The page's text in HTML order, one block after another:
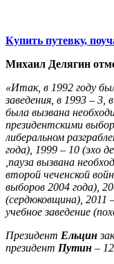
Купить путевку,
Михаил Делягин
«Итак, в 1992 году
заведения, в 1993 – 3,
была вызвана
президентскими
либеральном
года), 1999 – 10 (эхо
,пауза вызвана
второй чеченской
выборов 2004 года),
(сердюковщина), 2011
учебное заведение
Президент Ельцин
президент Путин –